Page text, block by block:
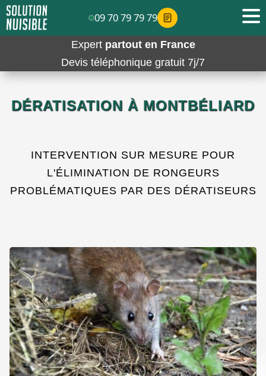
Expert partout en France
Devis téléphonique gratuit 7j/7
DÉRATISATION À MONTBÉLIARD
INTERVENTION SUR MESURE POUR
L'ÉLIMINATION DE RONGEURS
PROBLÉMATIQUES PAR DES DÉRATISEURS
09 70 79 79 79